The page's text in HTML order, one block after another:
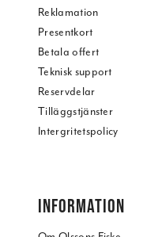
Reklamation
Presentkort
Betala offert
Teknisk support
Reservdelar
Tilläggstjänster
Intergritetspolicy
INFORMATION